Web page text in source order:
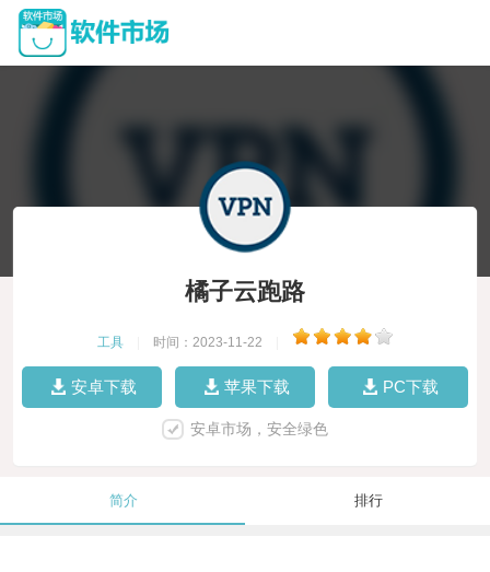
橘子云跑路
工具 时间：2023-11-22
安卓下载 苹果下载 PC下载
安卓市场，安全绿色
简介 排行